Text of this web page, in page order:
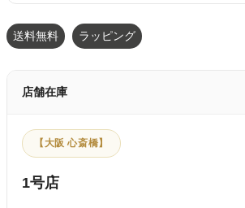
送料無料 ラッピング
店舗在庫
【大阪 心斎橋】
1号店